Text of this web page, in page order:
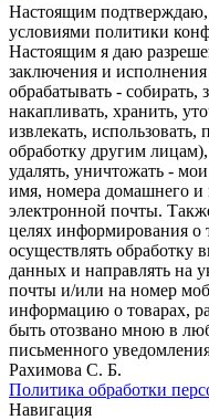
Настоящим подтверждаю,
условиями политики
Настоящим я даю
заключения и
обрабатывать - собирать,
накапливать, хранить,
извлекать, использовать,
обработку другим
удалять, уничтожать -
имя, номера домашнего и
электронной почты.
целях информирования о
осуществлять
данных и направлять на
почты и/или на номер
информацию о товарах,
быть отозвано мною в
письменного
Рахимова С. Б.
Политика обработки
Навигация